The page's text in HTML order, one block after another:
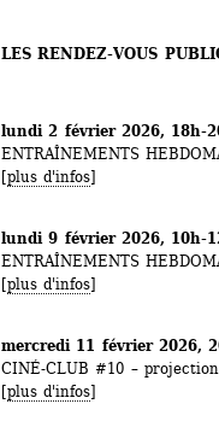
LES RENDEZ-VOUS
lundi 2 février 2026, 18h-
ENTRAÎNEMENTS
[plus d'infos]
lundi 9 février 2026, 10h-
ENTRAÎNEMENTS
[plus d'infos]
mercredi 11 février 2026,
CINÉ-CLUB #10 –
[plus d'infos]